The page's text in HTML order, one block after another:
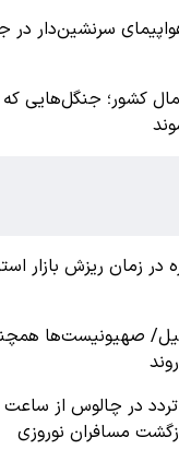
دستکم 7 هواپیمای
کشور؛ جنگل‌هایی که
در زمان ریزش بازار
صهیونیست‌ها
مسافران نوروزی